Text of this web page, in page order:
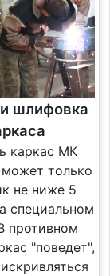
шлифовка
каркас МК
только
не ниже 5
специальном
противном
"поведет",